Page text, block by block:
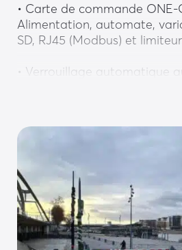
• Carte de commande
Alimentation, automate,
SD, RJ45 (Modbus) et
• Verrouillage automatique
• Capteur angulaire
Equipements optionnels :
Sécurité
• Verrouillage mécanique